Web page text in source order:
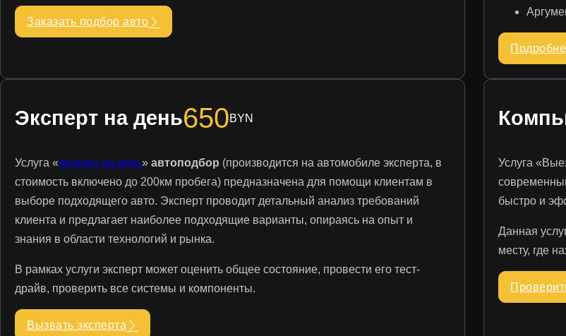
Заказать подбор авто
Эксперт на день650BYN
Услуга «эксперт на день» автоподбор (производится на автомобиле эксперта, в
стоимость включено до 200км пробега) предназначена для помощи клиентам в
выборе подходящего авто. Эксперт проводит детальный анализ требований
клиента и предлагает наиболее подходящие варианты, опираясь на опыт и
знания в области технологий и рынка.
В рамках услуги эксперт может оценить общее состояние, провести его тест-
драйв, проверить все системы и компоненты.
Вызвать эксперта
Услуга
быстро и
Данная
месту, где